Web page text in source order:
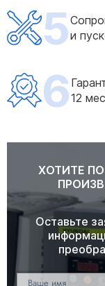
5и
612
ХОТИТЕ
Оставьте